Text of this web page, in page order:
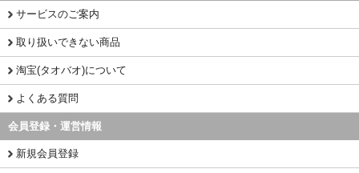
サービスのご案内
取り扱いできない商品
淘宝(タオバオ)について
よくある質問
会員登録・運営情報
新規会員登録